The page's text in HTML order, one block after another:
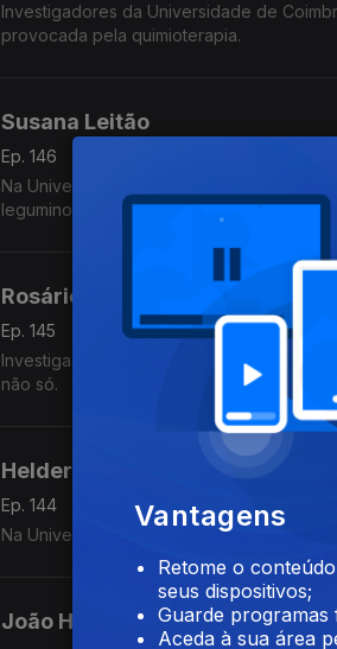
Investigadores da Universidade de
provocada pela quimioterapia.
Susana Leitão
Ep. 146
Na Universidade Nova de Lisboa, um
leguminosas na Europa.
Rosário Domingues
Ep. 145
22 jul. 2026
Investigadores da Universidade de
não só.
Helder Oliveira
Ep. 144
21 jul. 2026
Na Universidade do Porto, um grupo de
João Henriques
Vantagens
Retome o
seus dispositivos;
Guarde programas
Aceda à sua área